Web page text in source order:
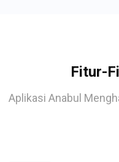
Fitur-
Aplikasi Anabul